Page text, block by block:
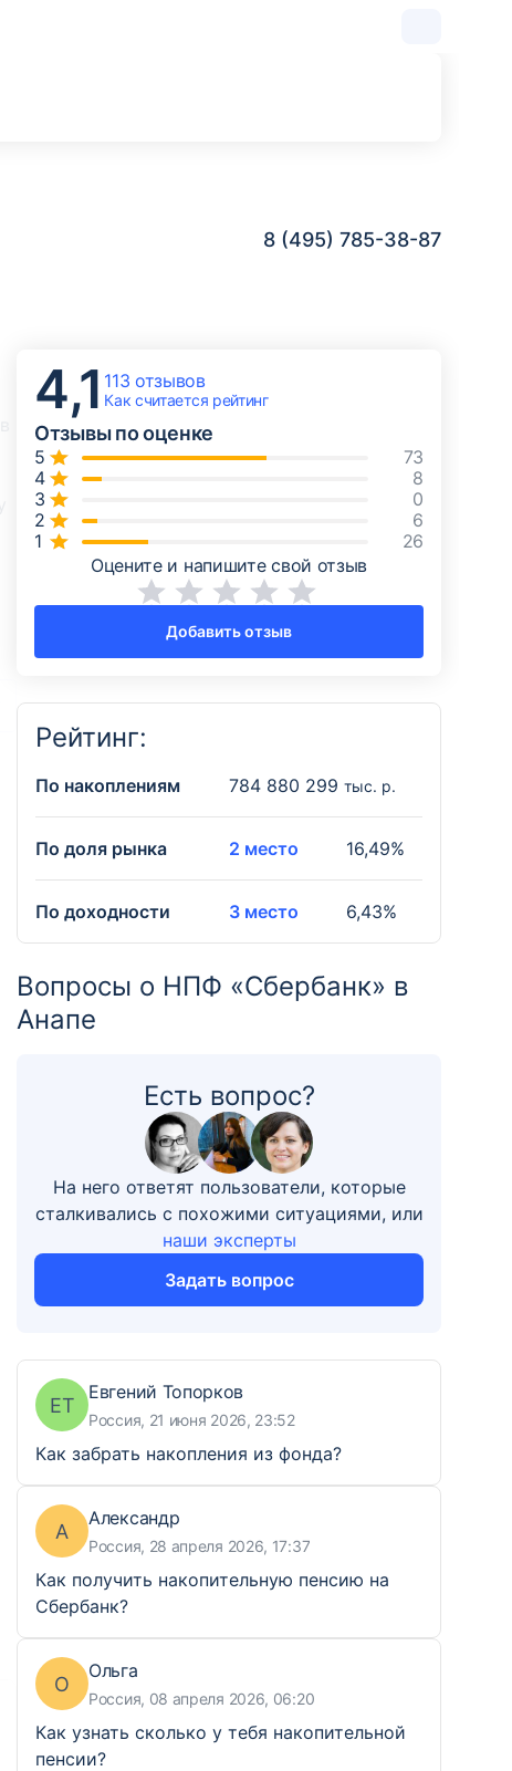
8 (495) 785-38-87
4,1 113 отзывов
Как считается рейтинг
Отзывы по оценке
26
6
0
8
73
Оцените и напишите свой отзыв
Добавить отзыв
Рейтинг:
По накоплениям 784 880 299 тыс. р.
По доля рынка 2 место 16,49%
По доходности 3 место 6,43%
Вопросы о НПФ «Сбербанк» в
Анапе
Есть вопрос?
На него ответят пользователи, которые
сталкивались с похожими ситуациями, или
наши эксперты
Задать вопрос
ЕТ
Евгений Топорков
Россия, 21 июня 2026, 23:52
Как забрать накопления из фонда?
А
Александр
Россия, 28 апреля 2026, 17:37
Как получить накопительную пенсию на
Сбербанк?
О
Ольга
Россия, 08 апреля 2026, 06:20
Как узнать сколько у тебя накопительной
пенсии?